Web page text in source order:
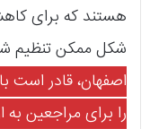
هستند که برای
شکل ممکن تنظیم
اصفهان، قادر است
را برای مراجعین به